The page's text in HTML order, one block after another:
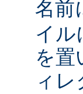
名前
イル
を置
ィ